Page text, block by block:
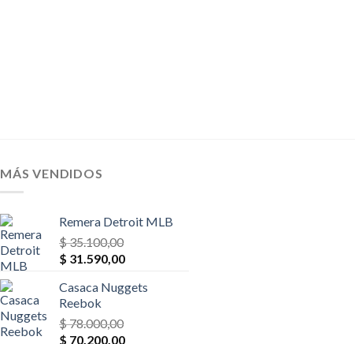
MÁS VENDIDOS
Remera Detroit MLB
$35.100,00
El
original
era:
$ 35.100,00.
$ 31.590,00El
actual
Casaca Nuggets
Reebok
$78.000,00
El
$ 70.200,00El